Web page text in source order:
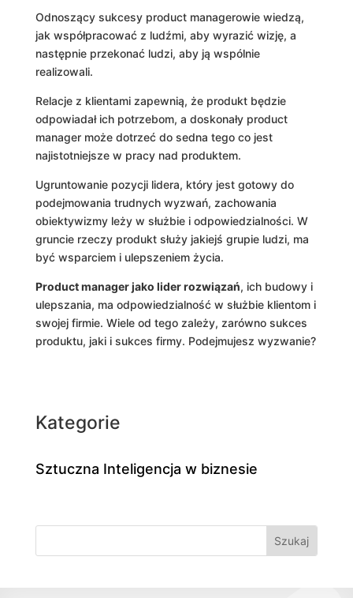
Odnoszący sukcesy product managerowie wiedzą,
jak współpracować z ludźmi, aby wyrazić wizję, a
następnie przekonać ludzi, aby ją wspólnie
realizowali.
Relacje z klientami zapewnią, że produkt będzie
odpowiadał ich potrzebom, a doskonały product
manager może dotrzeć do sedna tego co jest
najistotniejsze w pracy nad produktem.
Ugruntowanie pozycji lidera, który jest gotowy do
podejmowania trudnych wyzwań, zachowania
obiektywizmy leży w służbie i odpowiedzialności. W
gruncie rzeczy produkt służy jakiejś grupie ludzi, ma
być wsparciem i ulepszeniem życia.
Product manager jako lider rozwiązań, ich budowy i
ulepszania, ma odpowiedzialność w służbie klientom i
swojej firmie. Wiele od tego zależy, zarówno sukces
produktu, jaki i sukces firmy. Podejmujesz wyzwanie?
Kategorie
Sztuczna Inteligencja w biznesie